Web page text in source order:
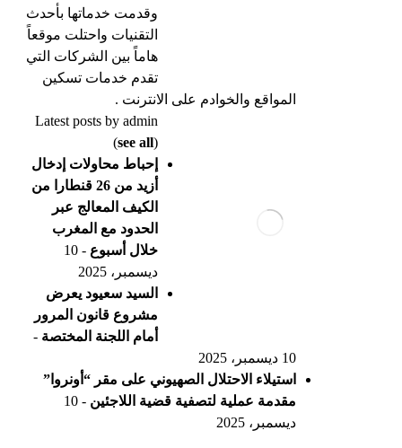
وقدمت خدماتها بأحدث
التقنيات واحتلت موقعاً
هاماً بين الشركات التي
تقدم خدمات تسكين
المواقع والخوادم على الانترنت .
Latest posts by admin
(see all)
إحباط محاولات إدخال
أزيد من 26 قنطارا من
الكيف المعالج عبر
الحدود مع المغرب
خلال أسبوع
- 10
ديسمبر، 2025
السيد سعيود يعرض
مشروع قانون المرور
أمام اللجنة المختصة -
10 ديسمبر، 2025
استيلاء الاحتلال الصهيوني على مقر “أونروا”
مقدمة عملية لتصفية قضية اللاجئين
- 10
ديسمبر، 2025